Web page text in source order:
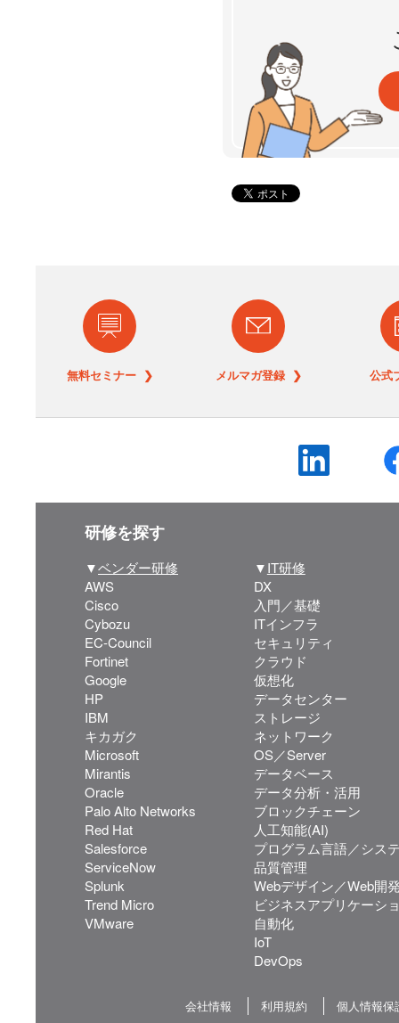
無料セミナー ❯ メルマガ登録 ❯ 公式
研修を探す
▼ベンダー研修
AWS
Cisco
Cybozu
EC-Council
Fortinet
Google
HP
IBM
キカガク
Microsoft
Mirantis
Oracle
Palo Alto Networks
Red Hat
Salesforce
ServiceNow
Splunk
Trend Micro
VMware
▼IT研修
DX
入門／基礎
ITインフラ
セキュリティ
クラウド
仮想化
データセンター
ストレージ
ネットワーク
OS／Server
データベース
データ分析・活用
ブロックチェーン
人工知能(AI)
プログラム言語／シス
品質管理
Webデザイン／Web開
ビジネスアプリケーシ
自動化
IoT
DevOps
会社情報 利用規約 個人情報保